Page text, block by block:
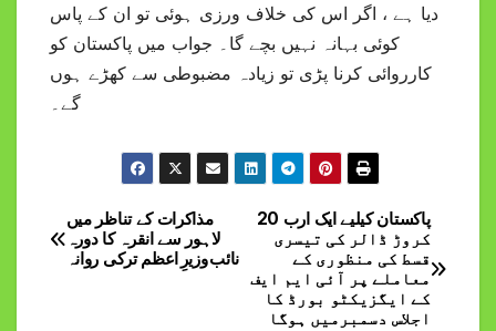
دیا ہے ، اگر اس کی خلاف ورزی ہوئی تو ان کے پاس
کوئی بہانہ نہیں بچے گا۔ جواب میں پاکستان کو
کارروائی کرنا پڑی تو زیادہ مضبوطی سے کھڑے ہوں
گے۔
Post
navigation
پاکستان کیلیے ایک ارب 20
کروڑ ڈالر کی تیسری
قسط کی منظوری کے
معاملے پر آئی ایم ایف
کے ایگزیکٹو بورڈ کا
اجلاس دسمبرمیں ہوگا
مذاکرات کے تناظر میں
لاہور سے انقرہ کا دورہ
نائب وزیرِ اعظم ترکی روانہ